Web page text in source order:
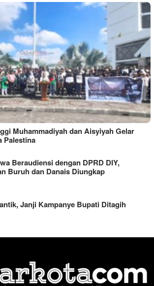
Muhammadiyah dan Aisyiyah Gelar
Palestina
Beraudiensi dengan DPRD DIY,
Buruh dan Danais Diungkap
Janji Kampanye Bupati Ditagih